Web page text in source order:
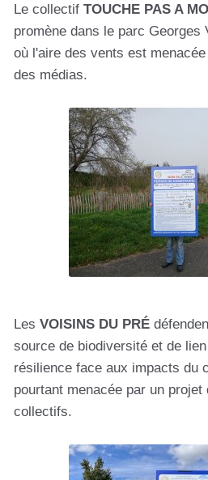
Le collectif TOUCHE PAS A
promène dans le parc Georges
où l'aire des vents est
des médias.
Les VOISINS DU PRÉ
source de biodiversité et de
résilience face aux impacts du
pourtant menacée par un projet
collectifs.